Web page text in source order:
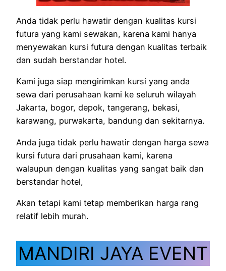
Anda tidak perlu hawatir dengan kualitas kursi
futura yang kami sewakan, karena kami hanya
menyewakan kursi futura dengan kualitas terbaik
dan sudah berstandar hotel.
Kami juga siap mengirimkan kursi yang anda
sewa dari perusahaan kami ke seluruh wilayah
Jakarta, bogor, depok, tangerang, bekasi,
karawang, purwakarta, bandung dan sekitarnya.
Anda juga tidak perlu hawatir dengan harga sewa
kursi futura dari prusahaan kami, karena
walaupun dengan kualitas yang sangat baik dan
berstandar hotel,
Akan tetapi kami tetap memberikan harga rang
relatif lebih murah.
MANDIRI JAYA EVENT